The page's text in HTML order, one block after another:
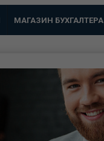
МАГАЗИН БУХГАЛТЕРА